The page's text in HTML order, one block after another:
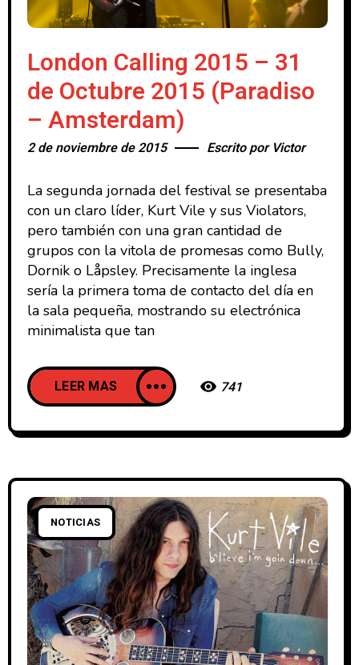
London Calling 2015 – 31
de Octubre 2015 (Paradiso
– Amsterdam)
2 de noviembre de 2015 Escrito por Victor
La segunda jornada del festival se presentaba
con un claro líder, Kurt Vile y sus Violators,
pero también con una gran cantidad de
grupos con la vitola de promesas como Bully,
Dornik o Låpsley. Precisamente la inglesa
sería la primera toma de contacto del día en
la sala pequeña, mostrando su electrónica
minimalista que tan
LEER MAS 741
NOTICIAS